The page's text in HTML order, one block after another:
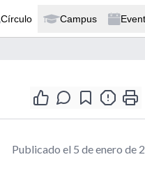
Círculo Campus
Publicado el 5 de enero de